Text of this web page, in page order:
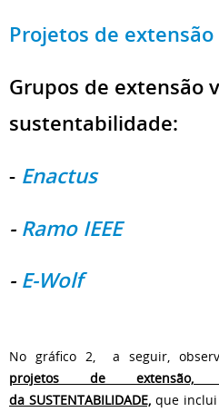
Projetos de extensão
Grupos de extensão
sustentabilidade:
- Enactus
-Ramo IEEE
- E-Wolf
No gráfico 2, a seguir,
projetos de extensão,
da SUSTENTABILIDADE, que inclui